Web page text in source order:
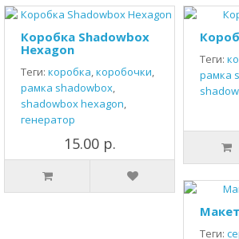
Коробка Shadowbox
Hexagon
Теги: коробка,коробочки,
рамка shadowbox,
shadowbox hexagon,
генератор
15.00 р.
Теги:
рамка
Теги: